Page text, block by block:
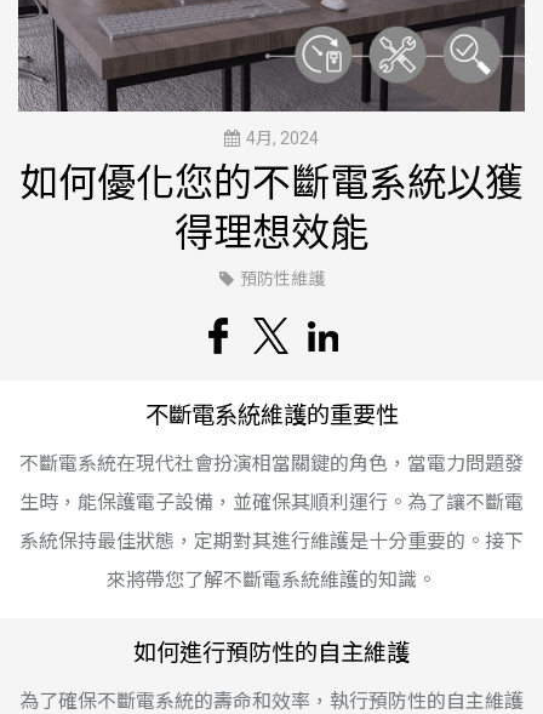
4月, 2024
如何優化您的不斷電系統以獲
得理想效能
預防性維護
不斷電系統維護的重要性
不斷電系統在現代社會扮演相當關鍵的角色，當電力問題發
生時，能保護電子設備，並確保其順利運行。為了讓不斷電
系統保持最佳狀態，定期對其進行維護是十分重要的。接下
來將帶您了解不斷電系統維護的知識。
如何進行預防性的自主維護
為了確保不斷電系統的壽命和效率，執行預防性的自主維護